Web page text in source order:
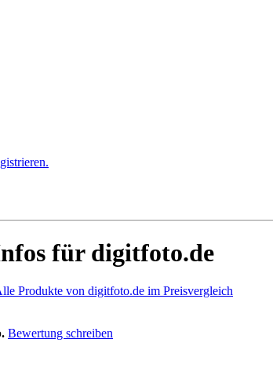
für digitfoto.de
Produkte von digitfoto.de im Preisvergleich
Bewertung schreiben